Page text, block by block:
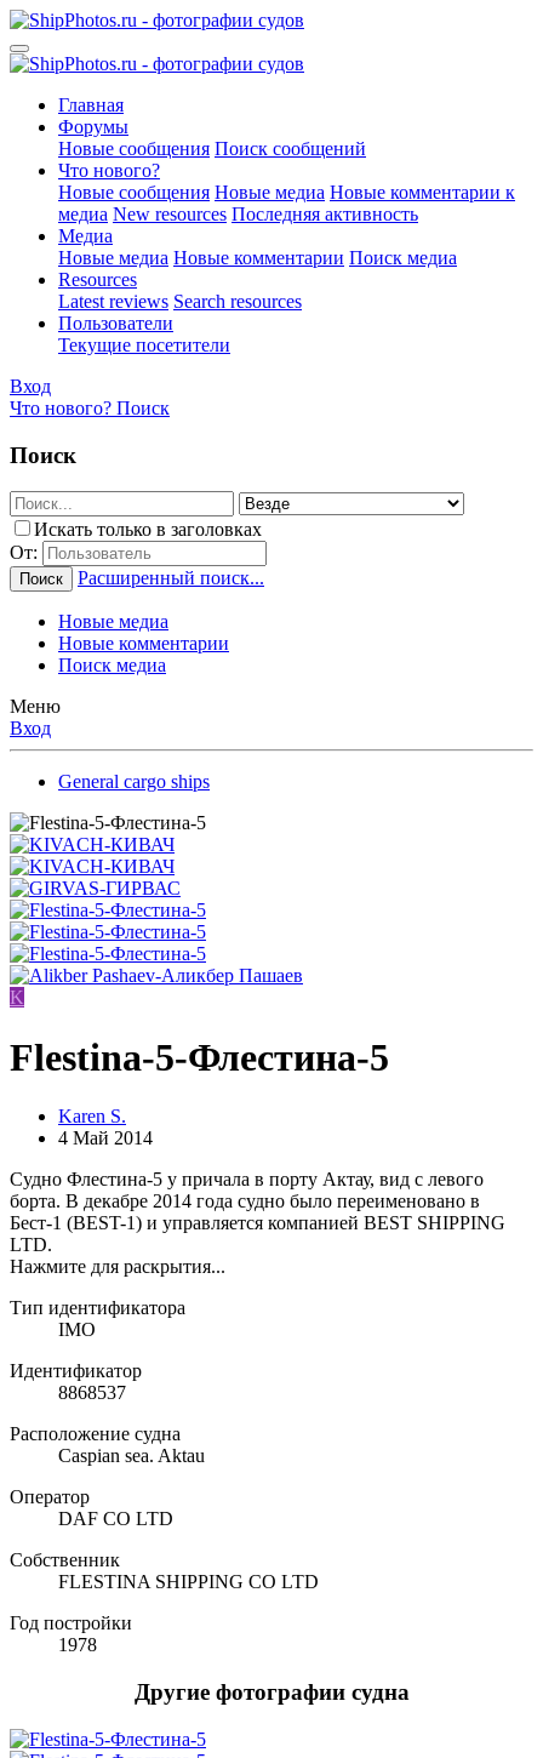
Главная
Форумы
Новые сообщения Поиск сообщений
Что нового?
Новые сообщения Новые медиа Новые комментарии к
медиа New resources Последняя активность
Медиа
Новые медиа Новые комментарии Поиск медиа
Resources
Latest reviews Search resources
Пользователи
Текущие посетители
Вход
Что нового? Поиск
Поиск
Искать только в заголовках
От:
Поиск Расширенный поиск...
Новые медиа
Новые комментарии
Поиск медиа
Меню
Вход
General cargo ships
K
Flestina-5-Флестина-5
Karen S.
4 Май 2014
Судно Флестина-5 у причала в порту Актау, вид с левого
борта. В декабре 2014 года судно было переименовано в
Бест-1 (BEST-1) и управляется компанией BEST SHIPPING
LTD.
Нажмите для раскрытия...
Тип идентификатора
IMO
Идентификатор
8868537
Расположение судна
Caspian sea. Aktau
Оператор
DAF CO LTD
Собственник
FLESTINA SHIPPING CO LTD
Год постройки
1978
Другие фотографии судна